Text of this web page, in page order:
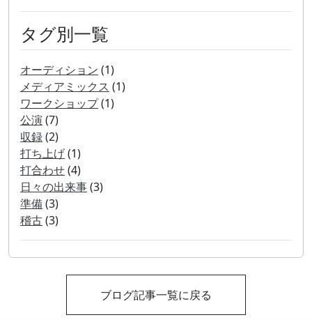
タグ別一覧
オーディション (1)
メディアミックス (1)
ワークショップ(1)
公演(7)
収録(2)
打ち上げ(1)
打合わせ(4)
日々の出来事(3)
準備(3)
稽古(3)
ブログ記事一覧に戻る